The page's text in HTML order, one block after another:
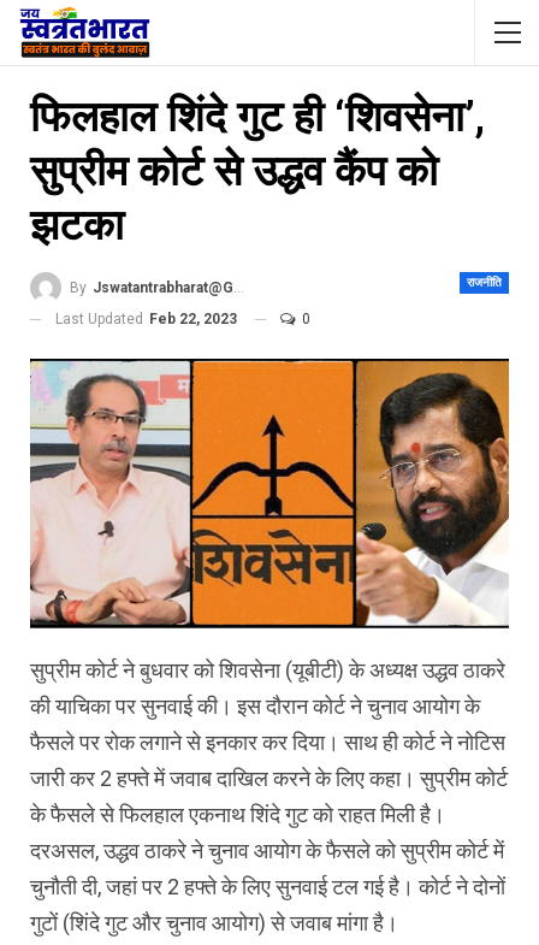
फिलहाल शिंदे गुट ही ‘शिवसेना’,
सुप्रीम कोर्ट से उद्धव कैंप को
झटका
राजनीति
By Jswatantrabharat@gmail.com
Last Updated Feb 22, 2023 0
सुप्रीम कोर्ट ने बुधवार को शिवसेना (यूबीटी) के अध्यक्ष उद्धव ठाकरे
की याचिका पर सुनवाई की। इस दौरान कोर्ट ने चुनाव आयोग के
फैसले पर रोक लगाने से इनकार कर दिया। साथ ही कोर्ट ने नोटिस
जारी कर 2 हफ्ते में जवाब दाखिल करने के लिए कहा। सुप्रीम कोर्ट
के फैसले से फिलहाल एकनाथ शिंदे गुट को राहत मिली है।
दरअसल, उद्धव ठाकरे ने चुनाव आयोग के फैसले को सुप्रीम कोर्ट में
चुनौती दी, जहां पर 2 हफ्ते के लिए सुनवाई टल गई है। कोर्ट ने दोनों
गुटों (शिंदे गुट और चुनाव आयोग) से जवाब मांगा है।